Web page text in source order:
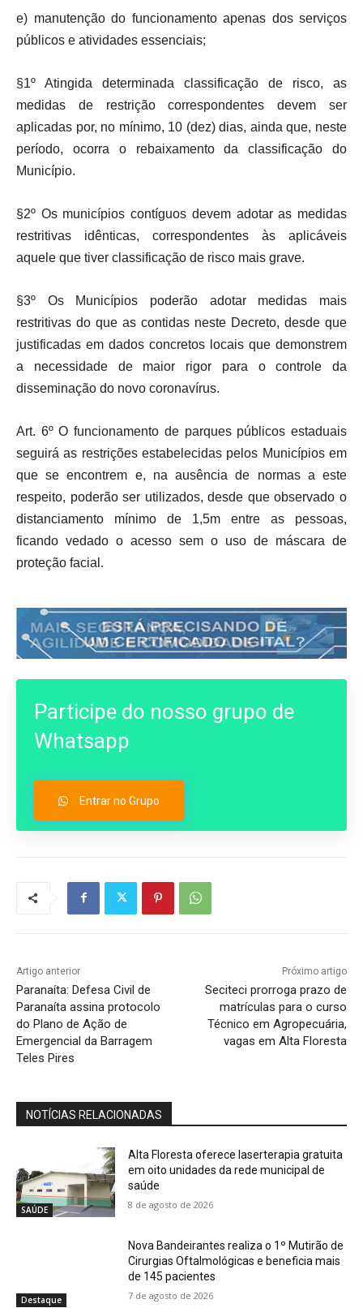
e) manutenção do funcionamento apenas dos serviços
públicos e atividades essenciais;
§1º Atingida determinada classificação de risco, as
medidas de restrição correspondentes devem ser
aplicadas por, no mínimo, 10 (dez) dias, ainda que, neste
período, ocorra o rebaixamento da classificação do
Município.
§2º Os municípios contíguos devem adotar as medidas
restritivas idênticas, correspondentes às aplicáveis
aquele que tiver classificação de risco mais grave.
§3º Os Municípios poderão adotar medidas mais
restritivas do que as contidas neste Decreto, desde que
justificadas em dados concretos locais que demonstrem
a necessidade de maior rigor para o controle da
disseminação do novo coronavírus.
Art. 6º O funcionamento de parques públicos estaduais
seguirá as restrições estabelecidas pelos Municípios em
que se encontrem e, na ausência de normas a este
respeito, poderão ser utilizados, desde que observado o
distanciamento mínimo de 1,5m entre as pessoas,
ficando vedado o acesso sem o uso de máscara de
proteção facial.
Participe do nosso grupo de
Whatsapp
Entrar no Grupo
Artigo anterior
Paranaíta: Defesa Civil de
Paranaíta assina protocolo
do Plano de Ação de
Emergencial da Barragem
Teles Pires
Próximo artigo
Seciteci prorroga prazo de
matrículas para o curso
Técnico em Agropecuária,
vagas em Alta Floresta
NOTÍCIAS RELACIONADAS
SAÚDE
Alta Floresta oferece laserterapia gratuita
em oito unidades da rede municipal de
saúde
8 de agosto de 2026
Destaque
Nova Bandeirantes realiza o 1º Mutirão de
Cirurgias Oftalmológicas e beneficia mais
de 145 pacientes
7 de agosto de 2026